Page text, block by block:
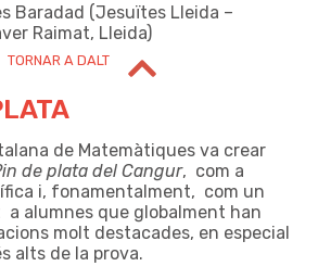
Baradad (Jesuïtes Lleida –
Raimat, Lleida)
TORNAR A DALT
de Matemàtiques va crear
de plata del Cangur, com a
i, fonamentalment, com un
alumnes que globalment han
molt destacades, en especial
alts de la prova.